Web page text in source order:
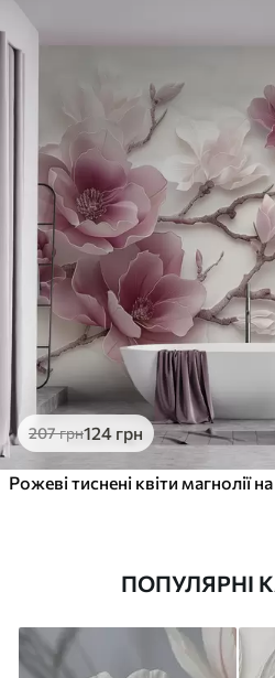
207грн124 грн
ПОПУЛЯРНІ